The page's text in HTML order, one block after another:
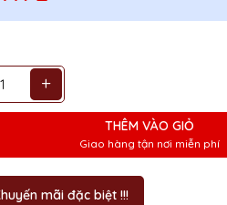
+
THÊM VÀO GIỎ
Giao hàng tận nơi miễn phí
mãi đặc biệt !!!